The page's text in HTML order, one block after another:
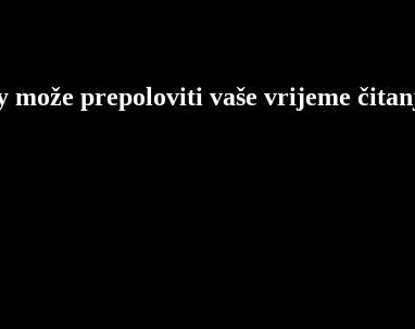
može prepoloviti vaše vrijeme